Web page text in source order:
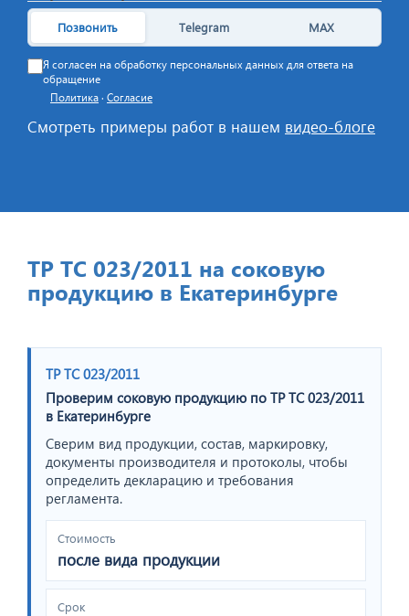
Позвонить Telegram MAX
Я согласен на обработку персональных данных для ответа на
обращение
Политика · Согласие
Смотреть примеры работ в нашем видео-блоге
ТР ТС 023/2011 на соковую
продукцию в Екатеринбурге
ТР ТС 023/2011
Проверим соковую продукцию по ТР ТС 023/2011
в Екатеринбурге
Сверим вид продукции, состав, маркировку,
документы производителя и протоколы, чтобы
определить декларацию и требования
регламента.
Стоимость
после вида продукции
Срок